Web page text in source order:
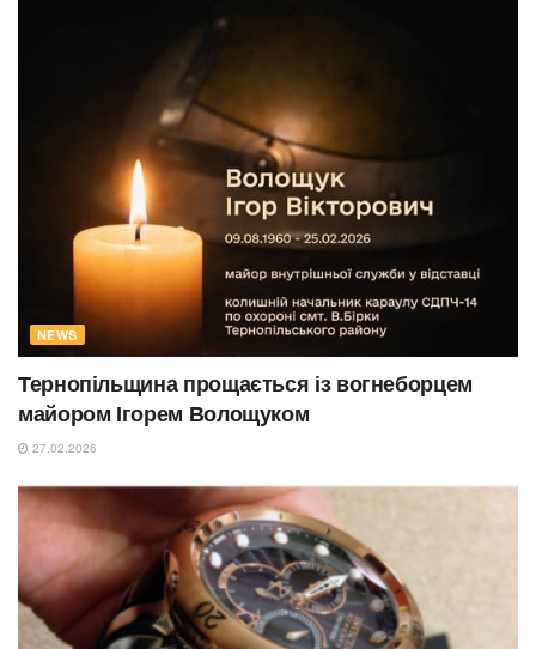
NEWS
Тернопільщина прощається із вогнеборцем
майором Ігорем Волощуком
27.02.2026